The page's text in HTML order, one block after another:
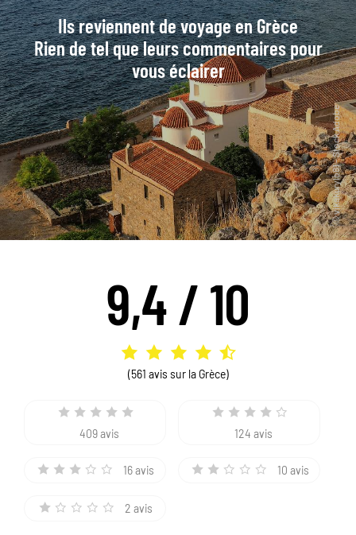
Ils reviennent de voyage en Grèce
Rien de tel que leurs commentaires pour
vous éclairer
9,4 / 10
(561 avis sur la Grèce)
409 avis 124 avis
16 avis 10 avis
2 avis